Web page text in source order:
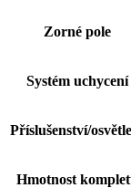
Zorné pole
Systém uchycení
Příslušenství/
Hmotnost